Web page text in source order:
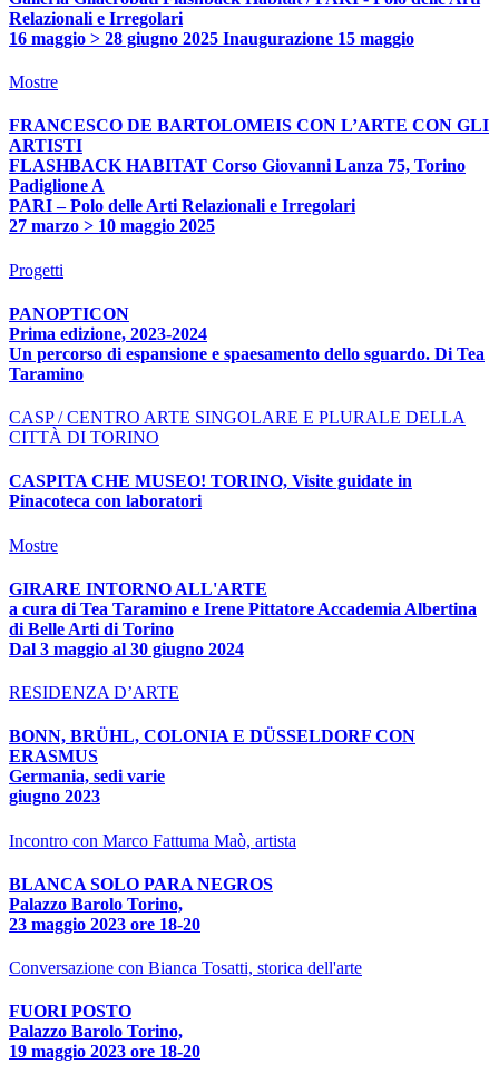
Relazionali e Irregolari
16 maggio > 28 giugno 2025 Inaugurazione 15 maggio
Mostre
FRANCESCO DE BARTOLOMEIS CON L’ARTE CON GLI
ARTISTI
FLASHBACK HABITAT Corso Giovanni Lanza 75, Torino
Padiglione A
PARI – Polo delle Arti Relazionali e Irregolari
27 marzo > 10 maggio 2025
Progetti
PANOPTICON
Prima edizione, 2023-2024
Un percorso di espansione e spaesamento dello sguardo. Di Tea
Taramino
CASP / CENTRO ARTE SINGOLARE E PLURALE DELLA
CITTÀ DI TORINO
CASPITA CHE MUSEO! TORINO, Visite guidate in
Pinacoteca con laboratori
Mostre
GIRARE INTORNO ALL'ARTE
a cura di Tea Taramino e Irene Pittatore Accademia Albertina
di Belle Arti di Torino
Dal 3 maggio al 30 giugno 2024
RESIDENZA D’ARTE
BONN, BRÜHL, COLONIA E DÜSSELDORF CON
ERASMUS
Germania, sedi varie
giugno 2023
Incontro con Marco Fattuma Maò, artista
BLANCA SOLO PARA NEGROS
Palazzo Barolo Torino,
23 maggio 2023 ore 18-20
Conversazione con Bianca Tosatti, storica dell'arte
FUORI POSTO
Palazzo Barolo Torino,
19 maggio 2023 ore 18-20